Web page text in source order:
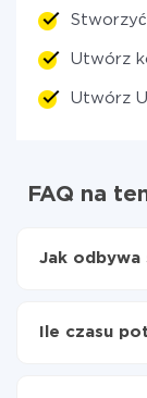
Utwórz
Utwórz
FAQ na
Jak odbywa
Włącz
Ile czasu